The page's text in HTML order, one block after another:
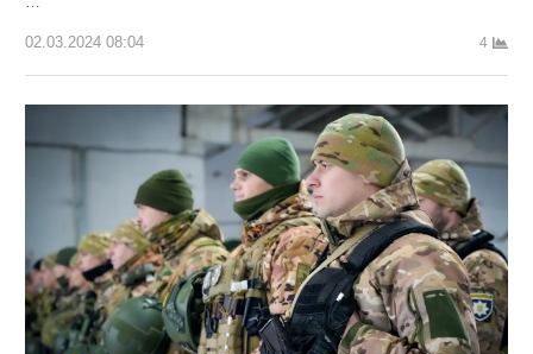
02.03.2024 08:04 4